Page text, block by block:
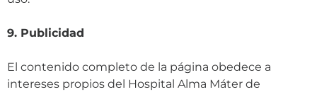
9. Publicidad
El contenido completo de la página obedece a
intereses propios del Hospital Alma Máter de